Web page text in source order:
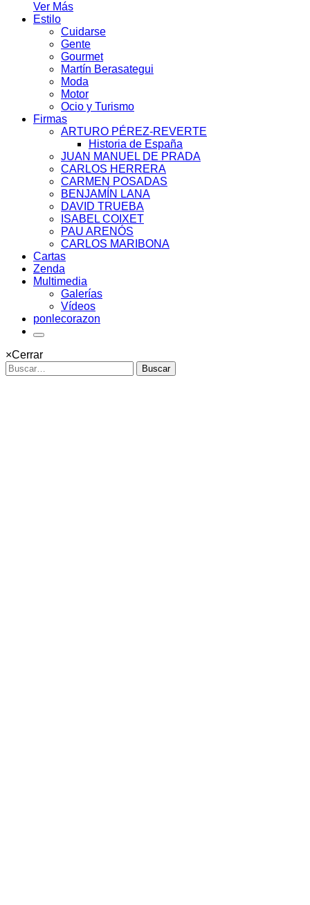
Ver Más
Estilo
Cuidarse
Gente
Gourmet
Martín Berasategui
Moda
Motor
Ocio y Turismo
Firmas
ARTURO PÉREZ-REVERTE
Historia de España
JUAN MANUEL DE PRADA
CARLOS HERRERA
CARMEN POSADAS
BENJAMÍN LANA
DAVID TRUEBA
ISABEL COIXET
PAU ARENÓS
CARLOS MARIBONA
Cartas
Zenda
Multimedia
Galerías
Vídeos
ponlecorazon
×Cerrar
Buscar